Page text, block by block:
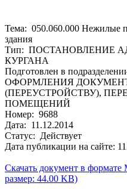
Тема: 050.060.000 Нежилые
здания
Тип: ПОСТАНОВЛЕНИЕ
КУРГАНА
Подготовлен в
ОФОРМЛЕНИЯ
(ПЕРЕУСТРОЙСТВУ),
ПОМЕЩЕНИЙ
Номер: 9688
Дата: 11.12.2014
Статус: Действует
Дата публикации на сайте:
Скачать документ в формате
размер: 44.00 KB)